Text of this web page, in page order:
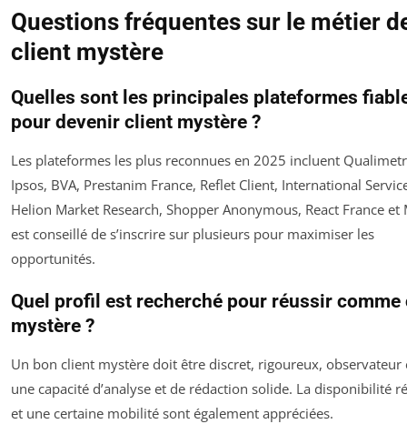
Questions fréquentes sur le métier
client mystère
Quelles sont les principales plateformes
pour devenir client mystère ?
Les plateformes les plus reconnues en 2025 incluent
Ipsos, BVA, Prestanim France, Reflet Client, International
Helion Market Research, Shopper Anonymous, React France et
est conseillé de s’inscrire sur plusieurs pour maximiser les
opportunités.
Quel profil est recherché pour réussir comme
mystère ?
Un bon client mystère doit être discret, rigoureux, observateur
une capacité d’analyse et de rédaction solide. La disponibilité
et une certaine mobilité sont également appréciées.